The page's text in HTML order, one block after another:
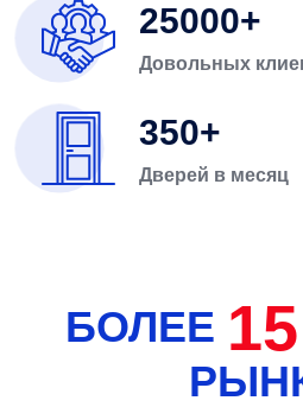
25000
Довольных
350
Дверей в месяц
БОЛЕЕ 15